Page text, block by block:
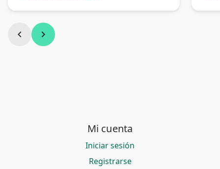
chevron_left chevron_right
Mi cuenta
Iniciar sesión
Registrarse